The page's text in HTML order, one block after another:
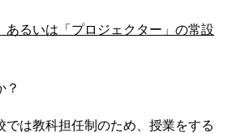
るいは「プロジェクター」の常設
？
では教科担任制のため、授業をする